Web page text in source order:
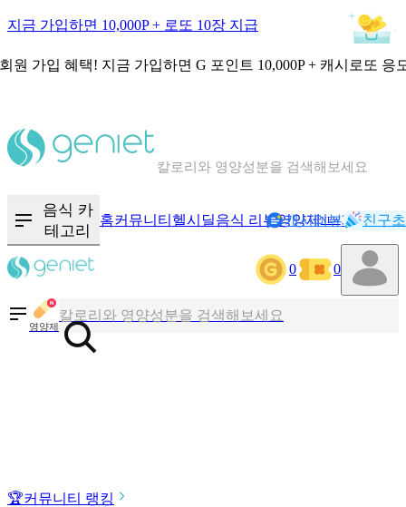
지금 가입하면 10,000P + 로또 10장 지급
원 가입 혜택! 지금 가입하면 G 포인트 10,000P + 캐시로또 응
혈당 · 다이어트 음식 검색해보세요
음식 카
테고리
홈커뮤니티 헬시딜음식 리뷰영양제NEW기록
캐시리뷰 친구
0 0
영양제
칼로리와 영양성분을 검색해보세요
혈당 · 다이어트 음식 검색해보세요
음식 · 영양제 리뷰를 찾아보세요
🏆커뮤니티 랭킹